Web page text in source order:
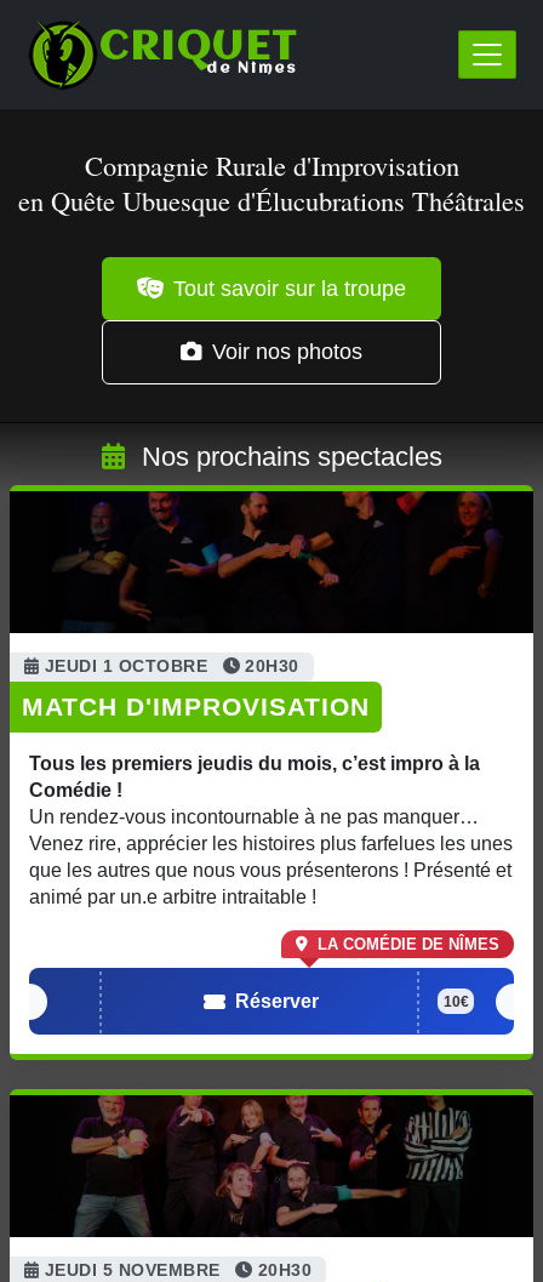
CRIQUET
de Nîmes
Compagnie Rurale d'Improvisation
en Quête Ubuesque d'Élucubrations Théâtrales
Tout savoir sur la troupe
Voir nos photos
Nos prochains spectacles
JEUDI 1 OCTOBRE 20H30
MATCH D'IMPROVISATION
Tous les premiers jeudis du mois, c’est impro à la
Comédie !
Un rendez-vous incontournable à ne pas manquer…
Venez rire, apprécier les histoires plus farfelues les unes
que les autres que nous vous présenterons ! Présenté et
animé par un.e arbitre intraitable !
LA COMÉDIE DE NÎMES
Réserver 10€
JEUDI 5 NOVEMBRE 20H30